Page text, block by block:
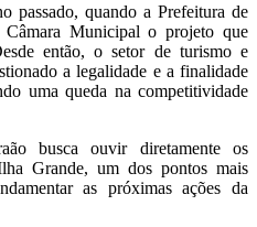
passado, quando a Prefeitura de
Municipal o projeto que
então, o setor de turismo e
a legalidade e a finalidade
uma queda na competitividade
busca ouvir diretamente os
Grande, um dos pontos mais
as próximas ações da